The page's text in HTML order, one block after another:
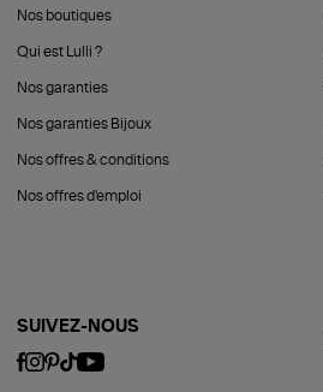
Nos boutiques
Qui est Lulli ?
Nos garanties
Nos garanties Bijoux
Nos offres & conditions
Nos offres d'emploi
SUIVEZ-NOUS